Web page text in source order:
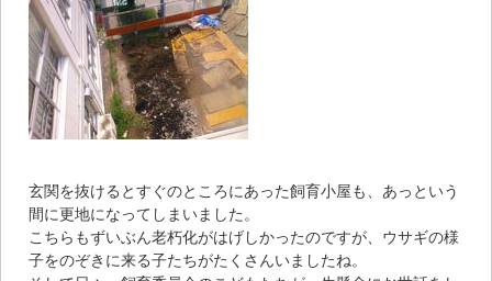
玄関を抜けるとすぐのところにあった飼育小屋も、あっという
間に更地になってしまいました。
こちらもずいぶん老朽化がはげしかったのですが、ウサギの様
子をのぞきに来る子たちがたくさんいましたね。